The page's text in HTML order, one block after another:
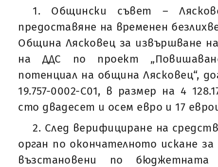
1. Общински съвет –
предоставяне на временен
Община Лясковец за извършване
на ДДС по проект
потенциал на община Лясковец“,
19.757-0002-C01, в размер на 4
сто двадесет и осем евро и 17
2. След верифициране на
орган по окончателното искане
възстановени по